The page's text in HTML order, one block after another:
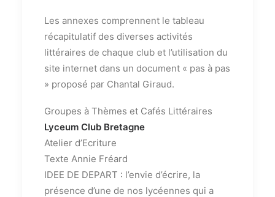
Les annexes comprennent le tableau
récapitulatif des diverses activités
littéraires de chaque club et l’utilisation du
site internet dans un document « pas à pas
» proposé par Chantal Giraud.
Groupes à Thèmes et Cafés Littéraires
Lyceum Club Bretagne
Atelier d’Ecriture
Texte Annie Fréard
IDEE DE DEPART : l’envie d’écrire, la
présence d’une de nos lycéennes qui a